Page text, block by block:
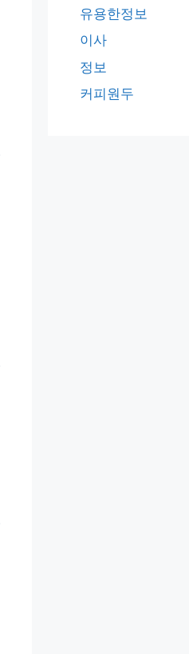
유용한정보
이사
정보
커피원두